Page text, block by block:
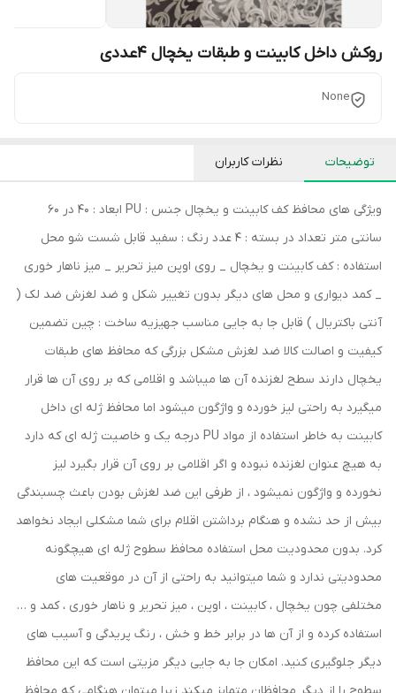
روکش داخل کابینت و طبقات یخچال 4عددی
None
توضیحات نظرات کاربران
ویژگی های محافظ کف کابینت و یخچال جنس : PU ابعاد : 40 در 60
سانتی متر تعداد در بسته : 4 عدد رنگ : سفید قابل شست شو محل
استفاده : کف کابینت و یخچال _ روی اوپن میز تحریر _ میز ناهار خوری
_ کمد دیواری و محل های دیگر بدون تغییر شکل و ضد لغزش ضد لک (
آنتی باکتریال ) قابل جا به جایی مناسب جهیزیه ساخت : چین تضمین
کیفیت و اصالت کالا ضد لغزش مشکل بزرگی که محافظ های طبقات
یخچال دارند سطح لغزنده آن ها میباشد و اقلامی که بر روی آن ها قرار
میگیرد به راحتی لیز خورده و واژگون میشود اما محافظ ژله ای داخل
کابینت به خاطر استفاده از مواد PU درجه یک و خاصیت ژله ای که دارد
به هیچ عنوان لغزنده نبوده و اگر اقلامی بر روی آن قرار بگیرد لیز
نخورده و واژگون نمیشود ، از طرفی این ضد لغزش بودن باعث چسبندگی
بیش از حد نشده و هنگام برداشتن اقلام برای شما مشکلی ایجاد نخواهد
کرد. بدون محدودیت محل استفاده محافظ سطوح ژله ای هیچگونه
محدودیتی ندارد و شما میتوانید به راحتی از آن در موقعیت های
مختلفی چون یخچال ، کابینت ، اوپن ، میز تحریر و ناهار خوری ، کمد و …
استفاده کرده و از آن ها در برابر خط و خش ، رنگ پریدگی و آسیب های
دیگر جلوگیری کنید. امکان جا به جایی دیگر مزیتی است که این محافظ